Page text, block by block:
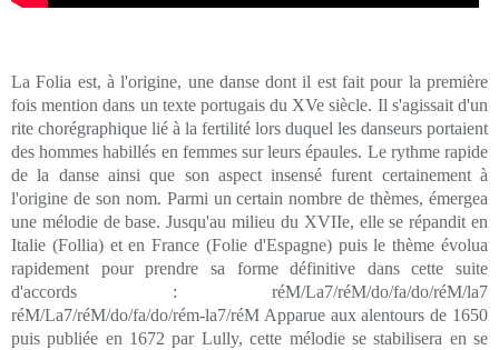
La Folia est, à l'origine, une danse dont il est fait pour la première
fois mention dans un texte portugais du XVe siècle. Il s'agissait d'un
rite chorégraphique lié à la fertilité lors duquel les danseurs portaient
des hommes habillés en femmes sur leurs épaules. Le rythme rapide
de la danse ainsi que son aspect insensé furent certainement à
l'origine de son nom. Parmi un certain nombre de thèmes, émergea
une mélodie de base. Jusqu'au milieu du XVIIe, elle se répandit en
Italie (Follia) et en France (Folie d'Espagne) puis le thème évolua
rapidement pour prendre sa forme définitive dans cette suite
d'accords : réM/La7/réM/do/fa/do/réM/la7
réM/La7/réM/do/fa/do/rém-la7/réM Apparue aux alentours de 1650
puis publiée en 1672 par Lully, cette mélodie se stabilisera en se